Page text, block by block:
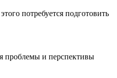
потребуется подготовить
проблемы и перспективы